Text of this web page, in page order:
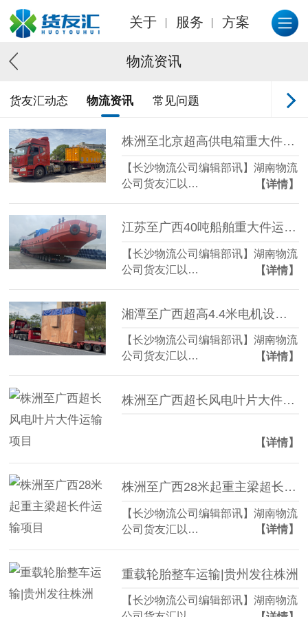
关于 服务 方案
物流资讯
货友汇动态 物流资讯 常见问题
株洲至北京超高供电箱重大件运输项目
【长沙物流公司编辑部讯】湖南物流
公司货友汇以…
【详情】
江苏至广西40吨船舶重大件运输项目
【长沙物流公司编辑部讯】湖南物流
公司货友汇以…
【详情】
湘潭至广西超高4.4米电机设备重大件运输
【长沙物流公司编辑部讯】湖南物流
公司货友汇以…
【详情】
株洲至广西超长风电叶片大件运输项目
【详情】
株洲至广西28米起重主梁超长件运输项目
【长沙物流公司编辑部讯】湖南物流
公司货友汇以…
【详情】
重载轮胎整车运输|贵州发往株洲
【长沙物流公司编辑部讯】湖南物流